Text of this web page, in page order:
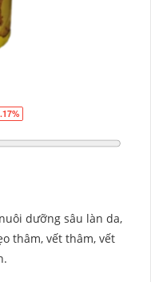
dưỡng sâu làn da,
thâm, vết thâm, vết